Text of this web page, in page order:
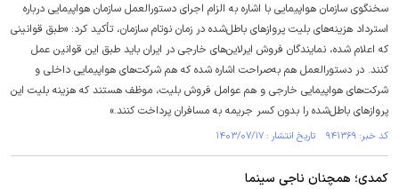
سخنگوی سازمان هواپیمایی با اشاره به الزام اجرای دستورالعمل سازمان هواپیمایی درباره
استرداد هزینه‌های بلیت پرواز‌های باطل‌شده در زمان نوتام سازمان، تأکید کرد: «طبق قوانینی
که اعلام شده، نمایندگان فروش ایرلاین‌های خارجی در ایران باید طبق این قوانین عمل
کنند. در دستورالعمل هم به‌صراحت اشاره شده که هم شرکت‌های هواپیمایی داخلی و
شرکت‌های هواپیمایی خارجی و هم عوامل فروش بلیت، موظف هستند که هزینه بلیت این
پرواز‌های باطل‌شده را بدون کسر جریمه به مسافران پرداخت کنند.»
کد خبر: ۹۴۱۳۶۹ تاریخ انتشار : ۱۴۰۳/۰۷/۱۷
کمدی؛ همچنان ناجی سینما